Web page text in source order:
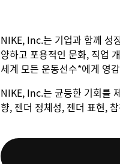
NIKE, Inc.는 기업과 함께 성
양하고 포용적인 문화, 직업
세계 모든 운동선수*에게 영
NIKE, Inc.는 균등한 기회를
향, 젠더 정체성, 젠더 표현,